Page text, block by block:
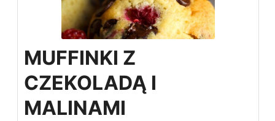
MUFFINKI Z
CZEKOLADĄ I
MALINAMI